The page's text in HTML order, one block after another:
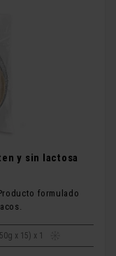
y sin lactosa
formulado
x 15) x 1